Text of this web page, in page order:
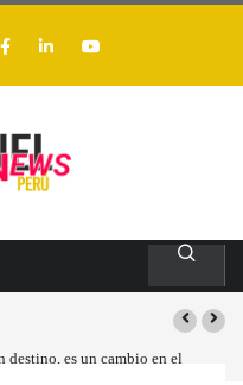
destino, es un cambio en el